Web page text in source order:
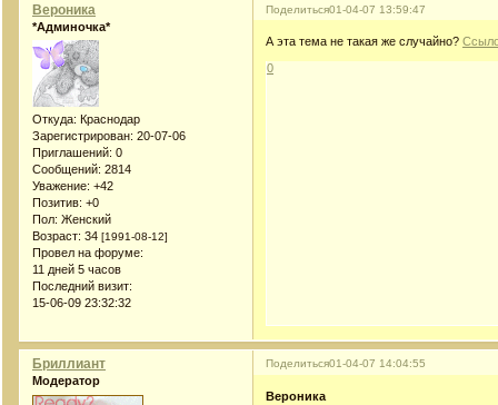
Поделиться01-04-07 13:59:47
Вероника
*Админочка*
Откуда: Краснодар
Зарегистрирован: 20-07-06
Приглашений: 0
Сообщений: 2814
Уважение: +42
Позитив: +0
Пол: Женский
Возраст: 34 [1991-08-12]
Провел на форуме:
11 дней 5 часов
Последний визит:
15-06-09 23:32:32
А эта тема не такая же случайно?
0
Поделиться01-04-07 14:04:55
Бриллиант
Модератор
Вероника